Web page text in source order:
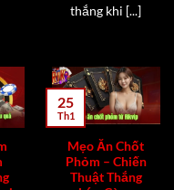
thắng khi [...]
Mẹo Ăn Chốt
Phỏm – Chiến
Thuật Thắng
25
Th1